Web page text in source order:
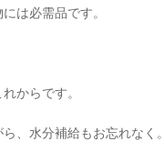
は必需品です。
からです。
、水分補給もお忘れなく。